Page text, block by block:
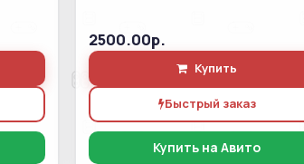
2500.00р.
Купить
Быстрый заказ
Купить на Авито